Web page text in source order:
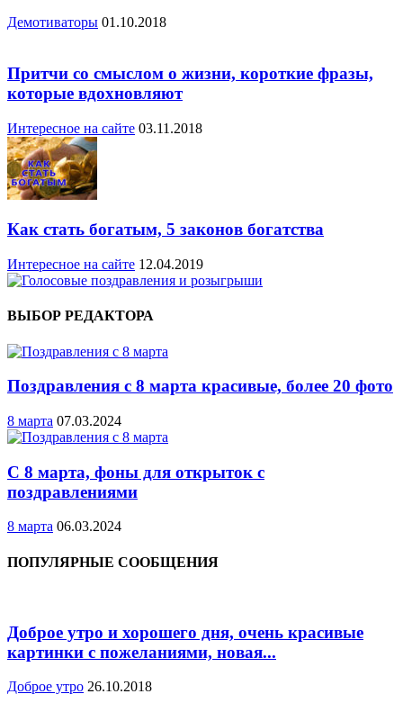
Демотиваторы 01.10.2018
Притчи со смыслом о жизни, короткие фразы,
которые вдохновляют
Интересное на сайте 03.11.2018
Как стать богатым, 5 законов богатства
Интересное на сайте 12.04.2019
ВЫБОР РЕДАКТОРА
Поздравления с 8 марта красивые, более 20 фото
8 марта 07.03.2024
С 8 марта, фоны для открыток с
поздравлениями
8 марта 06.03.2024
ПОПУЛЯРНЫЕ СООБЩЕНИЯ
Доброе утро и хорошего дня, очень красивые
картинки с пожеланиями, новая...
Доброе утро 26.10.2018